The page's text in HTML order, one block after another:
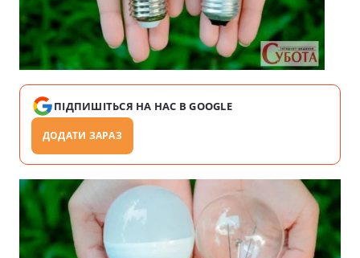
ПІДПИШІТЬСЯ НА НАС В GOOGLE
ДОДАТИ ЗАРАЗ